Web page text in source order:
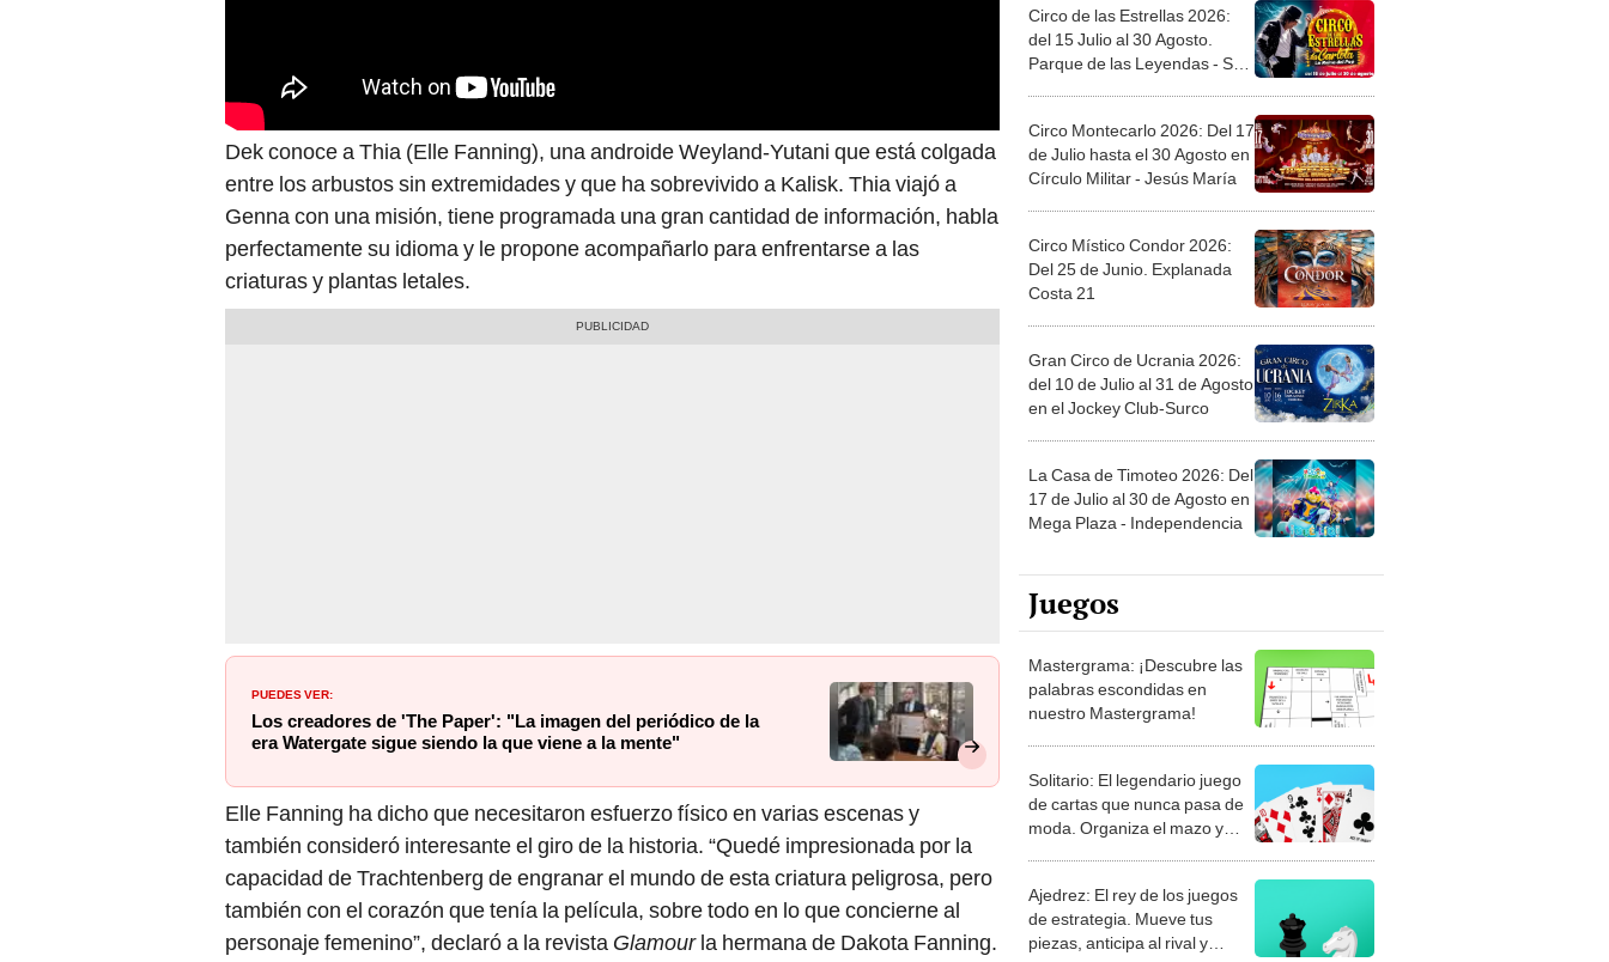
Dek conoce a Thia (Elle Fanning), una androide Weyland-Yutani que está colgada
entre los arbustos sin extremidades y que ha sobrevivido a Kalisk. Thia viajó a
Genna con una misión, tiene programada una gran cantidad de información, habla
perfectamente su idioma y le propone acompañarlo para enfrentarse a las
criaturas y plantas letales.
PUEDES VER:
Los creadores de 'The Paper': "La imagen del periódico de la
era Watergate sigue siendo la que viene a la mente"
Elle Fanning ha dicho que necesitaron esfuerzo físico en varias escenas y
también consideró interesante el giro de la historia. “Quedé impresionada por la
capacidad de Trachtenberg de engranar el mundo de esta criatura peligrosa, pero
también con el corazón que tenía la película, sobre todo en lo que concierne al
personaje femenino”, declaró a la revista Glamourla hermana de Dakota Fanning.
Circo de las Estrellas 2026:
del 15 Julio al 30 Agosto.
Parque de las Leyendas - San
Circo Montecarlo 2026: Del 17
de Julio hasta el 30 Agosto en
Círculo Militar - Jesús María
Circo Místico Condor 2026:
Del 25 de Junio. Explanada
Costa 21
Gran Circo de Ucrania 2026:
del 10 de Julio al 31 de Agosto
en el Jockey Club-Surco
La Casa de Timoteo 2026: Del
17 de Julio al 30 de Agosto en
Mega Plaza - Independencia
Juegos
Mastergrama: ¡Descubre las
palabras escondidas en
nuestro Mastergrama!
Solitario: El legendario juego
de cartas que nunca pasa de
moda. Organiza el mazo y
Ajedrez: El rey de los juegos
de estrategia. Mueve tus
piezas, anticipa al rival y